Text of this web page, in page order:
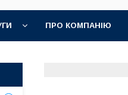
ПРО КОМПАНІЮ